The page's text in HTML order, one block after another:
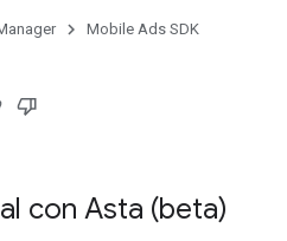
Mobile Ads SDK
con Asta (beta)